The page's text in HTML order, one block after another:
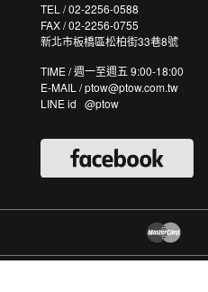
TEL / 02-2256-0588
FAX / 02-2256-0755
新北市板橋區松柏街33巷8號
TIME / 週一至週五 9:00-18:00
E-MAIL / ptow@ptow.com.tw
LINE id @ptow